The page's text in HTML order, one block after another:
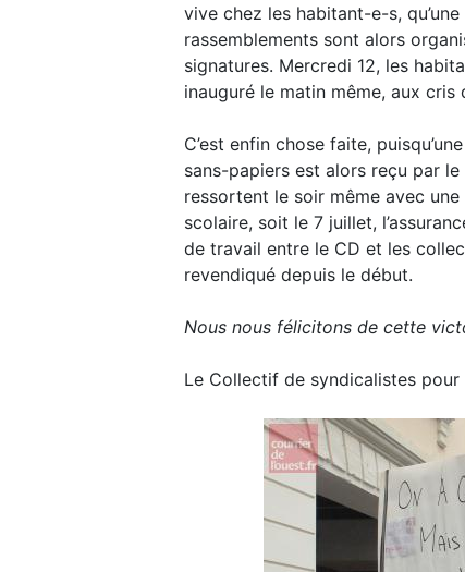
vive chez les habitant-e-s,
rassemblements sont alors
signatures. Mercredi 12, les
inauguré le matin même, aux
C’est enfin chose faite,
sans-papiers est alors reçu par
ressortent le soir même avec une
scolaire, soit le 7 juillet,
de travail entre le CD et les
revendiqué depuis le début.
Nous nous félicitons de cette
Le Collectif de syndicalistes pour